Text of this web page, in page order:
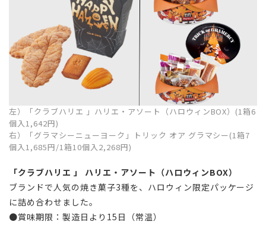
左）「クラブハリエ 」ハリエ・アソート（ハロウィンBOX）(1箱6
個入1,642円)
右）「グラマシーニューヨーク」トリック オア グラマシー(1箱7
個入1,685円/1箱10個入2,268円)
「クラブハリエ 」 ハリエ・アソート（ハロウィンBOX）
ブランドで人気の焼き菓子3種を、ハロウィン限定パッケージ
に詰め合わせました。
●賞味期限： 製造日より15日
（常温）